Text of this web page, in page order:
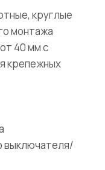
круглые
монтажа
40 мм с
крепежных
выключателя/